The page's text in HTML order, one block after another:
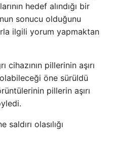
hedef alındığı bir
sonucu olduğunu
ilgili yorum yapmaktan
cihazının pillerinin aşırı
olabileceği öne sürüldü
pillerin aşırı
olasılığı